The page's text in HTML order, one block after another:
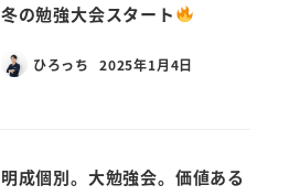
冬の勉強大会スタート
ひろっち 2025年1月4日
明成個別。大勉強会。価値ある